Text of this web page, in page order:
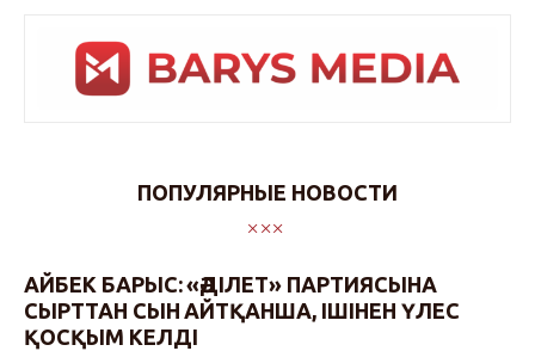
ПОПУЛЯРНЫЕ НОВОСТИ
АЙБЕК БАРЫС: «ӘДІЛЕТ» ПАРТИЯСЫНА
СЫРТТАН СЫН АЙТҚАНША, ІШІНЕН ҮЛЕС
ҚОСҚЫМ КЕЛДІ